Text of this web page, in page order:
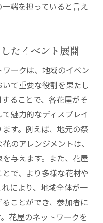
端を担っていると言え
たイベント展開
ークは、地域のイベン
て重要な役割を果たし
ることで、各花屋がそ
魅力的なディスプレイ
す。例えば、地元の祭
のアレンジメントは、
与えます。また、花屋
で、より多様な花材や
により、地域全体が一
ことができ、参加者に
花屋のネットワークを